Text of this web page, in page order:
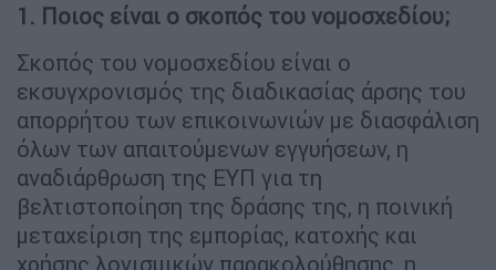
1. Ποιος είναι ο σκοπός του νομοσχεδίου;
Σκοπός του νομοσχεδίου είναι ο
εκσυγχρονισμός της διαδικασίας άρσης του
απορρήτου των επικοινωνιών με διασφάλιση
όλων των απαιτούμενων εγγυήσεων, η
αναδιάρθρωση της ΕΥΠ για τη
βελτιστοποίηση της δράσης της, η ποινική
μεταχείριση της εμπορίας, κατοχής και
χρήσης λογισμικών παρακολούθησης, η